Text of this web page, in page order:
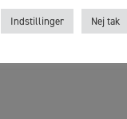
Indstillinger Nej tak